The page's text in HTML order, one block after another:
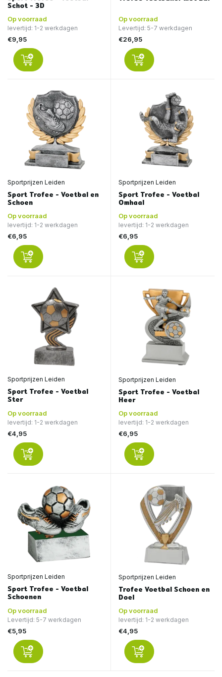
Schot - 3D
Op voorraad
levertijd: 1-2 werkdagen
€9,95
Op voorraad
Levertijd: 5-7 werkdagen
€26,95
Sportprijzen Leiden
Sport Trofee - Voetbal en
Schoen
Op voorraad
levertijd: 1-2 werkdagen
€6,95
Sportprijzen Leiden
Sport Trofee - Voetbal
Omhaal
Op voorraad
levertijd: 1-2 werkdagen
€6,95
Sportprijzen Leiden
Sport Trofee - Voetbal
Ster
Op voorraad
levertijd: 1-2 werkdagen
€4,95
Sportprijzen Leiden
Sport Trofee - Voetbal
Heer
Op voorraad
levertijd: 1-2 werkdagen
€6,95
Sportprijzen Leiden
Sport Trofee - Voetbal
Schoenen
Op voorraad
Levertijd: 5-7 werkdagen
€5,95
Sportprijzen Leiden
Trofee Voetbal Schoen en
Doel
Op voorraad
levertijd: 1-2 werkdagen
€4,95